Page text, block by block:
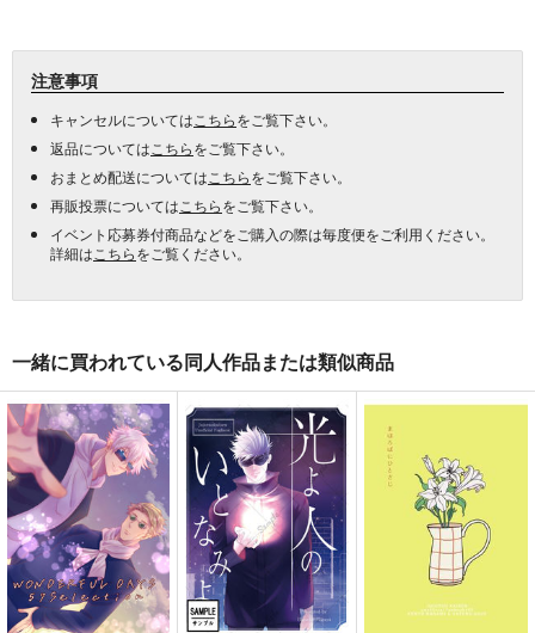
注意事項
キャンセルについては こちらをご覧下さい。
返品については こちらをご覧下さい。
おまとめ配送については こちらをご覧下さい。
再販投票については こちらをご覧下さい。
イベント応募券付商品などをご購入の際は毎度便をご利用ください。
詳細は こちらをご覧ください。
一緒に買われている同人作品または類似商品